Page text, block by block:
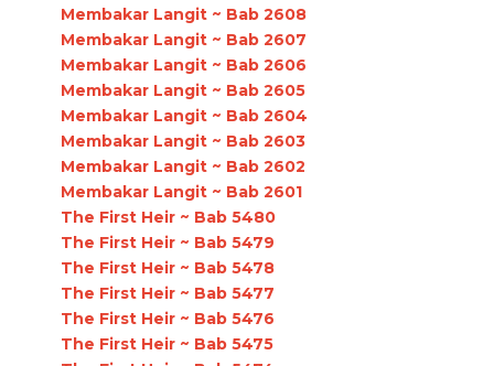
Membakar Langit ~ Bab 2608
Membakar Langit ~ Bab 2607
Membakar Langit ~ Bab 2606
Membakar Langit ~ Bab 2605
Membakar Langit ~ Bab 2604
Membakar Langit ~ Bab 2603
Membakar Langit ~ Bab 2602
Membakar Langit ~ Bab 2601
The First Heir ~ Bab 5480
The First Heir ~ Bab 5479
The First Heir ~ Bab 5478
The First Heir ~ Bab 5477
The First Heir ~ Bab 5476
The First Heir ~ Bab 5475